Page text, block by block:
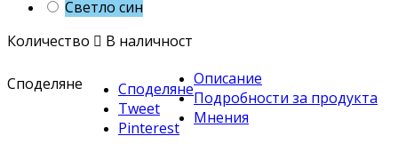
Светло син
Количество  В наличност
Споделяне
Споделяне
Tweet
Pinterest
Описание
Подробности за продукта
Мнения